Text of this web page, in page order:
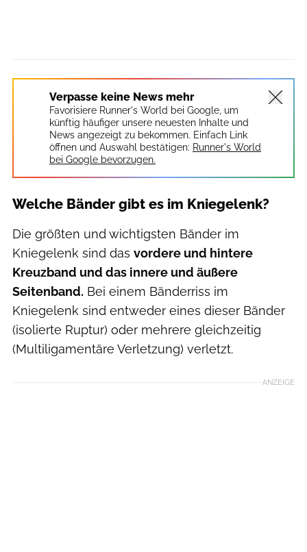
Verpasse keine News mehr
Favorisiere Runner's World bei Google, um
künftig häufiger unsere neuesten Inhalte und
News angezeigt zu bekommen. Einfach Link
öffnen und Auswahl bestätigen: Runner's World
bei Google bevorzugen.
Welche Bänder gibt es im Kniegelenk?
Die größten und wichtigsten Bänder im
Kniegelenk sind das vordere und hintere
Kreuzband und das innere und äußere
Seitenband. Bei einem Bänderriss im
Kniegelenk sind entweder eines dieser Bänder
(isolierte Ruptur) oder mehrere gleichzeitig
(Multiligamentäre Verletzung) verletzt.
ANZEIGE